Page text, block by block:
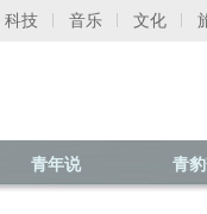
科技 音乐 文化
青年说 青